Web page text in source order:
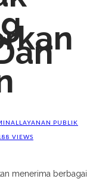
LAYANAN PUBLIK
VIEWS
menerima berbagai